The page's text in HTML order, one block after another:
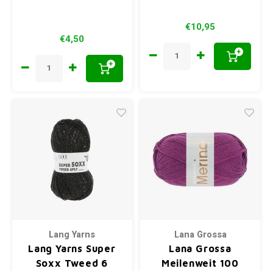
€4,50
+
€10,95
+
Lang Yarns
Lang Yarns Super
Soxx Tweed 6
Lana Grossa
Lana Grossa
Meilenweit 100